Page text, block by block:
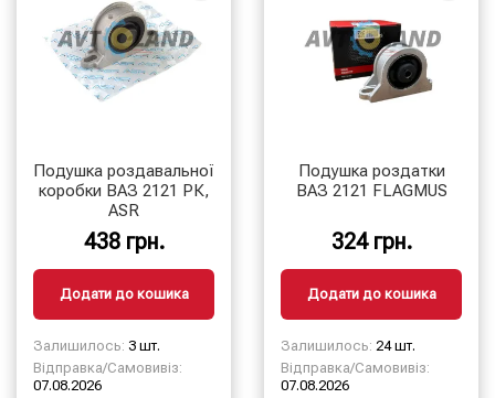
Подушка роздавальної
коробки ВАЗ 2121 РК,
ASR
438 грн.
Додати до кошика
Залишилось: 3 шт.
Відправка/Самовивіз:
07.08.2026
Подушка роздатки
ВАЗ 2121 FLAGMUS
324 грн.
Додати до кошика
Залишилось: 24 шт.
Відправка/Самовивіз:
07.08.2026